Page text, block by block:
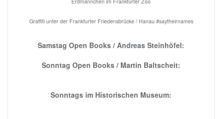
Graffiti unter der Frankfurter Friedensbrücke / Hanau #saytheirnames
Samstag Open Books / Andreas Steinhöfel:
Sonntag Open Books / Martin Baltscheit:
Sonntags im Historischen Museum: